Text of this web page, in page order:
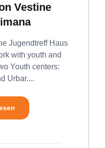
Vestine
Jugendtreff Haus
with youth and
Youth centers:
Urbar....